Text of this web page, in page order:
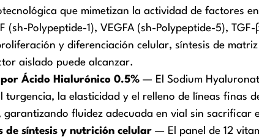
que mimetizan la actividad de factores
(sh-Polypeptide-1), VEGFA (sh-Polypeptide-5),
y diferenciación celular, síntesis de
aislado puede alcanzar.
Ácido Hialurónico 0.5% — El Sodium
la elasticidad y el relleno de líneas finas
fluidez adecuada en vial sin sacrificar
de síntesis y nutrición celular — El panel de 12